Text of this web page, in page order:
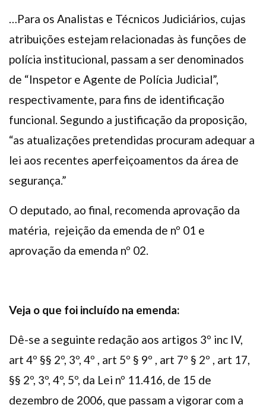
…Para os Analistas e Técnicos Judiciários, cujas
atribuições estejam relacionadas às funções de
polícia institucional, passam a ser denominados
de “Inspetor e Agente de Polícia Judicial”,
respectivamente, para fins de identificação
funcional. Segundo a justificação da proposição,
“as atualizações pretendidas procuram adequar a
lei aos recentes aperfeiçoamentos da área de
segurança.”
O deputado, ao final, recomenda aprovação da
matéria, rejeição da emenda de nº 01 e
aprovação da emenda nº 02.
Veja o que foi incluído na emenda:
Dê-se a seguinte redação aos artigos 3º inc IV,
art 4º §§ 2º, 3º, 4º , art 5º § 9º , art 7º § 2º , art 17,
§§ 2º, 3º, 4º, 5º, da Lei nº 11.416, de 15 de
dezembro de 2006, que passam a vigorar com a